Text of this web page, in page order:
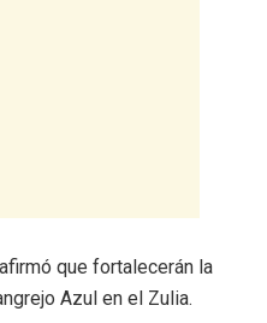
que fortalecerán la
Azul en el Zulia.